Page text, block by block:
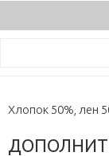
Хлопок 50%, лен